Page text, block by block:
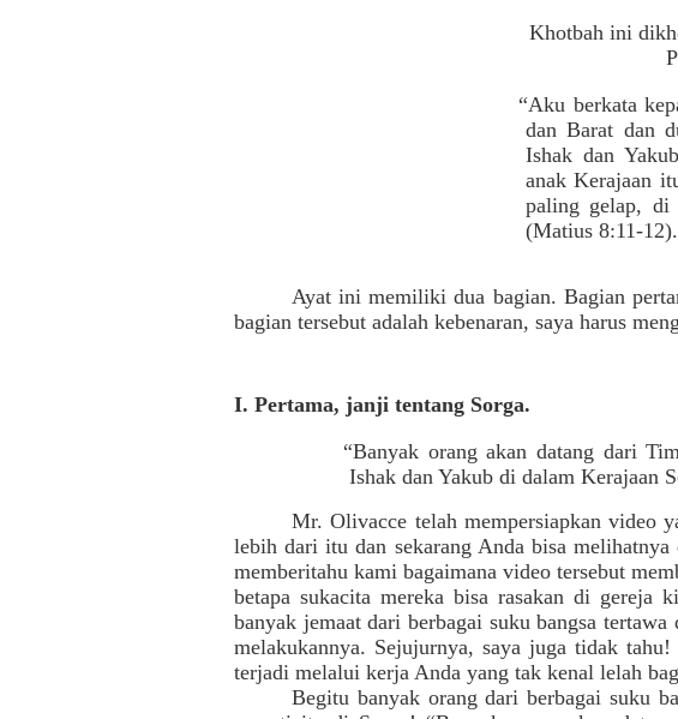
Khotbah ini
“Aku berkata
dan Barat dan
Ishak dan
anak Kerajaan
paling gelap, di
(Matius 8:11-12).
Ayat ini memiliki dua bagian. Bagian
bagian tersebut adalah kebenaran, saya harus
I. Pertama, janji tentang Sorga.
“Banyak orang akan datang dari
Ishak dan Yakub di dalam Kerajaan
Mr. Olivacce telah mempersiapkan video
lebih dari itu dan sekarang Anda bisa
memberitahu kami bagaimana video tersebut
betapa sukacita mereka bisa rasakan di
banyak jemaat dari berbagai suku bangsa
melakukannya. Sejujurnya, saya juga tidak
terjadi melalui kerja Anda yang tak kenal lelah
Begitu banyak orang dari berbagai suku